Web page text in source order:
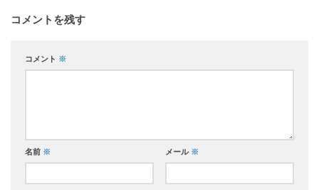
コメントを残す
コメント ※
名前 ※ メール ※